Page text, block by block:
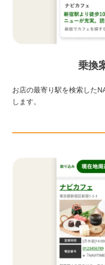
乗換
お店の最寄り駅を検索した
します。